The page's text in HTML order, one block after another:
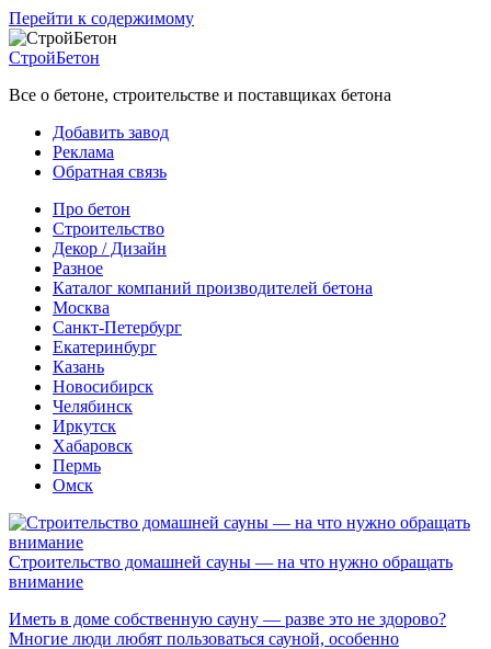
Перейти к содержимому
СтройБетон
Все о бетоне, строительстве и поставщиках бетона
Добавить завод
Реклама
Обратная связь
Про бетон
Строительство
Декор / Дизайн
Разное
Каталог компаний производителей бетона
Москва
Санкт-Петербург
Екатеринбург
Казань
Новосибирск
Челябинск
Иркутск
Хабаровск
Пермь
Омск
Строительство домашней сауны — на что нужно обращать
внимание
Иметь в доме собственную сауну — разве это не здорово?
Многие люди любят пользоваться сауной, особенно